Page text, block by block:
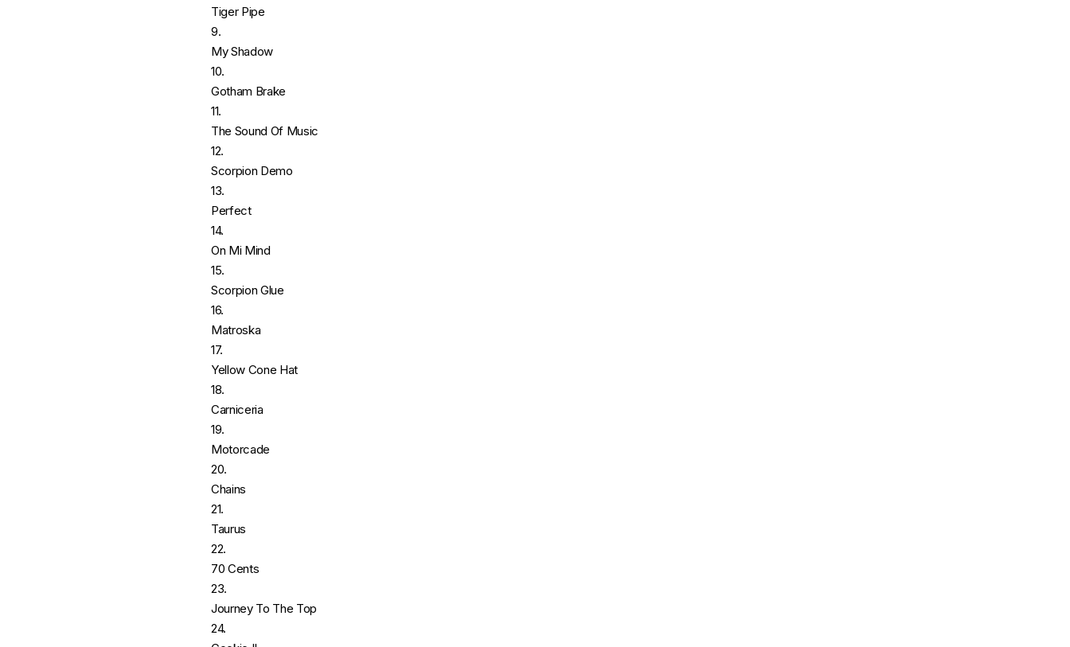
Tiger Pipe
9.
My Shadow
10.
Gotham Brake
11.
The Sound Of Music
12.
Scorpion Demo
13.
Perfect
14.
On Mi Mind
15.
Scorpion Glue
16.
Matroska
17.
Yellow Cone Hat
18.
Carniceria
19.
Motorcade
20.
Chains
21.
Taurus
22.
70 Cents
23.
Journey To The Top
24.